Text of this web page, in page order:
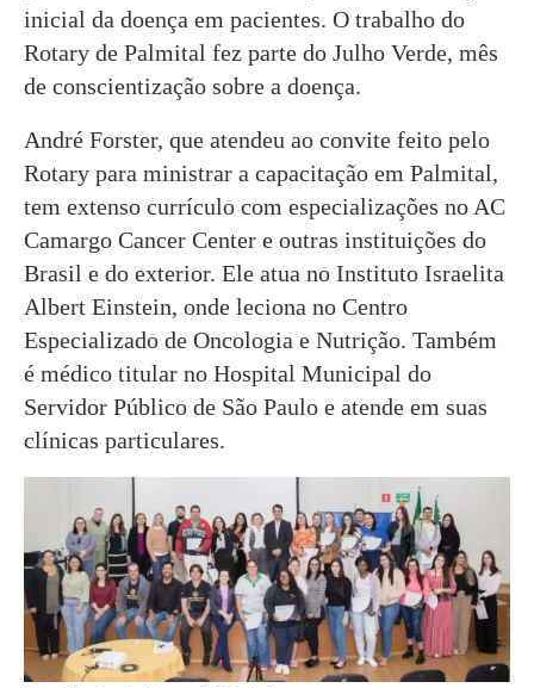
inicial da doença em pacientes. O trabalho do
Rotary de Palmital fez parte do Julho Verde, mês
de conscientização sobre a doença.
André Forster, que atendeu ao convite feito pelo
Rotary para ministrar a capacitação em Palmital,
tem extenso currículo com especializações no AC
Camargo Cancer Center e outras instituições do
Brasil e do exterior. Ele atua no Instituto Israelita
Albert Einstein, onde leciona no Centro
Especializado de Oncologia e Nutrição. Também
é médico titular no Hospital Municipal do
Servidor Público de São Paulo e atende em suas
clínicas particulares.